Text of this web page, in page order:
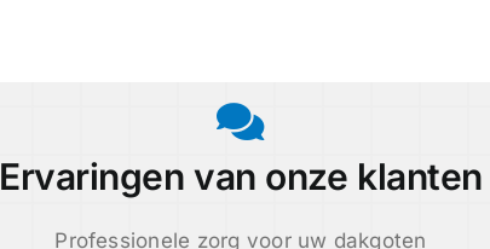
Ervaringen van onze klanten
Professionele zorg voor uw dakgoten